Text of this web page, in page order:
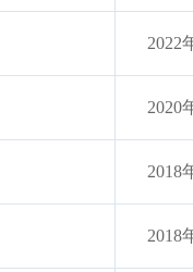
2022
2020
2018
2018